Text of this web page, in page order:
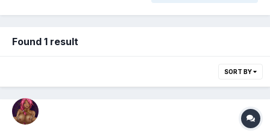
Found 1 result
SORT BY